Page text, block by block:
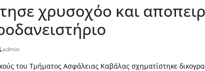
χρυσοχόο και
admin
του Τμήματος Ασφάλειας Καβάλας σχηματίστηκε